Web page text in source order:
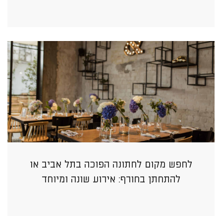
לחפש מקום לחתונה הפוכה בתל אביב או
להתחתן בחורף: אירוע שונה ומיוחד